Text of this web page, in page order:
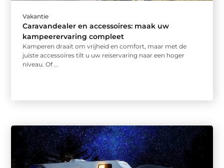
Vakantie
Caravandealer en accessoires: maak uw
kampeerervaring compleet
Kamperen draait om vrijheid en comfort, maar met de
juiste accessoires tilt u uw reiservaring naar een hoger
niveau. Of ...